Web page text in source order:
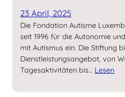
23 April, 2025
Die Fondation Autisme
seit 1996 für die Autonomie
mit Autismus ein. Die Stiftung
Dienstleistungsangebot, von
Tagesaktivitäten bis… Lesen